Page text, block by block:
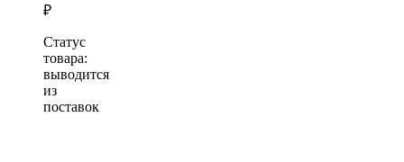
₽
Статус
товара:
выводится
из
поставок